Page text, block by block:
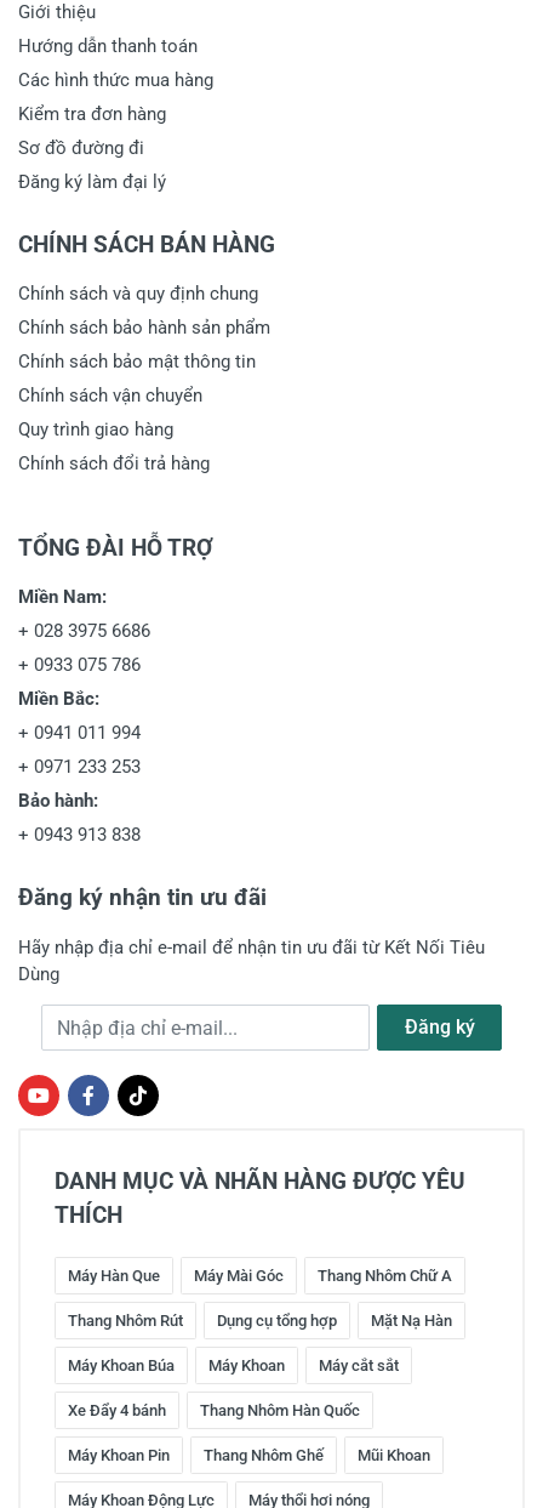
Giới thiệu
Hướng dẫn thanh toán
Các hình thức mua hàng
Kiểm tra đơn hàng
Sơ đồ đường đi
Đăng ký làm đại lý
CHÍNH SÁCH BÁN HÀNG
Chính sách và quy định chung
Chính sách bảo hành sản phẩm
Chính sách bảo mật thông tin
Chính sách vận chuyển
Quy trình giao hàng
Chính sách đổi trả hàng
TỔNG ĐÀI HỖ TRỢ
Miền Nam:
+ 028 3975 6686
+ 0933 075 786
Miền Bắc:
+ 0941 011 994
+ 0971 233 253
Bảo hành:
+ 0943 913 838
Đăng ký nhận tin ưu đãi
Hãy nhập địa chỉ e-mail để nhận tin ưu đãi từ Kết Nối Tiêu
Dùng
Địa chỉ e-mail Đăng ký
DANH MỤC VÀ NHÃN HÀNG ĐƯỢC YÊU
THÍCH
Máy Hàn Que Máy Mài Góc Thang Nhôm Chữ A
Thang Nhôm Rút Dụng cụ tổng hợp Mặt Nạ Hàn
Máy Khoan Búa Máy Khoan Máy cắt sắt
Xe Đẩy 4 bánh Thang Nhôm Hàn Quốc
Máy Khoan Pin Thang Nhôm Ghế Mũi Khoan
Máy Khoan Động Lực Máy thổi hơi nóng